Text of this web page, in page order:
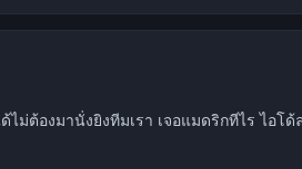
ไม่ต้องมานั่งยิงทีมเรา เจอแมดริกทีไร ไอโ